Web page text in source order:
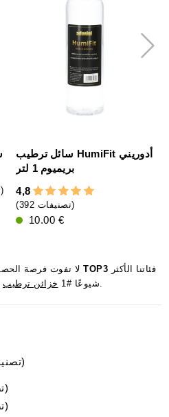
(17 تصنيفات)
سائل ترطيب HumiFit أدوريني
بريميوم 1 لتر
4,8
(392 تصنيفات)
10.00 €
TOP3
شيوعًا #1
خزائن ترطيب .
تصنيفات)
(1 تصنيف)
(1 تصنيف)